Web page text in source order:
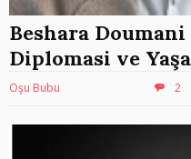
Beshara
Diplomasi ve
Oşu Bubu 2